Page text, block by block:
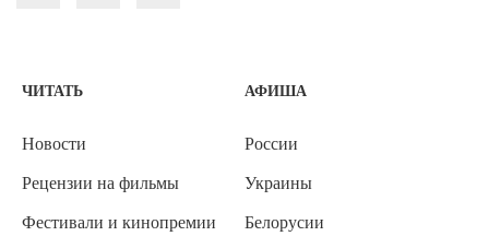
ЧИТАТЬ
Новости
Рецензии на фильмы
Фестивали и кинопремии
АФИША
России
Украины
Белорусии